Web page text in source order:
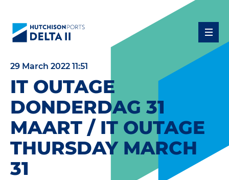
29 March 2022 11:51
IT OUTAGE
DONDERDAG 31
MAART / IT OUTAGE
THURSDAY MARCH
31